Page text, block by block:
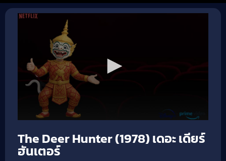
The Deer Hunter (1978) เดอะ เดียร์
ฮันเตอร์